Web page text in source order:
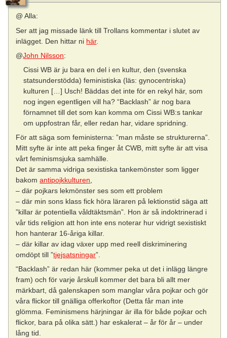
@ Alla:
Ser att jag missade länk till Trollans kommentar i slutet av
inlägget. Den hittar ni här.
@John Nilsson:
Cissi WB är ju bara en del i en kultur, den (svenska
statsunderstödda) feministiska (läs: gynocentriska)
kulturen […] Usch! Bäddas det inte för en rekyl här, som
nog ingen egentligen vill ha? “Backlash” är nog bara
förnamnet till det som kan komma om Cissi WB:s tankar
om uppfostran får, eller redan har, vidare spridning.
För att säga som feministerna: ”man måste se strukturerna”.
Mitt syfte är inte att peka finger åt CWB, mitt syfte är att visa
vårt feminismsjuka samhälle.
Det är samma vidriga sexistiska tankemönster som ligger
bakomantipojkkulturen
– där pojkars lekmönster ses som ett problem
– där min sons klass fick höra läraren på lektionstid säga att
”killar är potentiella våldtäktsmän”. Hon är så indoktrinerad i
vår tids religion att hon inte ens noterar hur vidrigt sexistiskt
hon hanterar 16-åriga killar.
– där killar av idag växer upp med reell diskriminering
omdöpt till ”tjejsatsningar”.
“Backlash” är redan här (kommer peka ut det i inlägg längre
fram) och för varje årskull kommer det bara bli allt mer
märkbart, då galenskapen som manglar våra pojkar och gör
våra flickor till gnälliga offerkoftor (Detta får man inte
glömma. Feminismens härjningar är illa för både pojkar och
flickor, bara på olika sätt.) har eskalerat – år för år – under
lång tid.